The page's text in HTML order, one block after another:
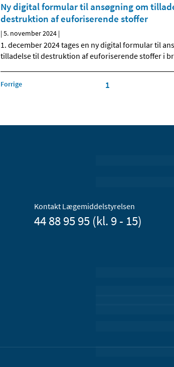
Ny digital formular til ansøgning om
destruktion af euforiserende stoffer
|5. november 2024 |
1. december 2024 tages en ny digital formular til
tilladelse til destruktion af euforiserende stoffer i
Forrige 1
Kontakt Lægemiddelstyrelsen
44 88 95 95 (kl. 9 - 15)